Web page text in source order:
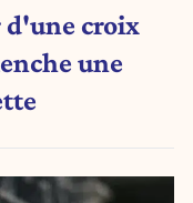
d'une croix
une